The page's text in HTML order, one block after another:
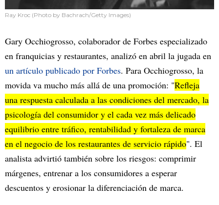
Ray Kroc (Photo by Bachrach/Getty Images)
Gary Occhiogrosso, colaborador de Forbes especializado
en franquicias y restaurantes, analizó en abril la jugada en
un artículo publicado por Forbes. Para Occhiogrosso, la
movida va mucho más allá de una promoción: "Refleja
una respuesta calculada a las condiciones del mercado, la
psicología del consumidor y el cada vez más delicado
equilibrio entre tráfico, rentabilidad y fortaleza de marca
en el negocio de los restaurantes de servicio rápido". El
analista advirtió también sobre los riesgos: comprimir
márgenes, entrenar a los consumidores a esperar
descuentos y erosionar la diferenciación de marca.